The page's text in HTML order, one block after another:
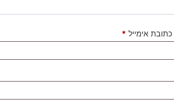
אימייל *